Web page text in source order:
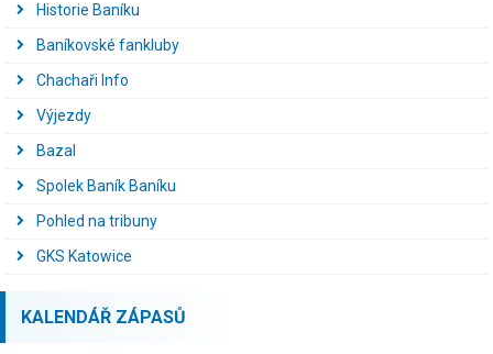
Historie Baníku
Baníkovské fankluby
Chachaři Info
Výjezdy
Bazal
Spolek Baník Baníku
Pohled na tribuny
GKS Katowice
KALENDÁŘ ZÁPASŮ